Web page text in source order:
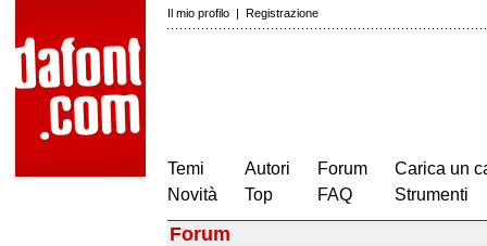
Il mio profilo | Registrazione
Temi
Novità
Autori
Top
Forum
FAQ
Carica un
Strumenti
Forum